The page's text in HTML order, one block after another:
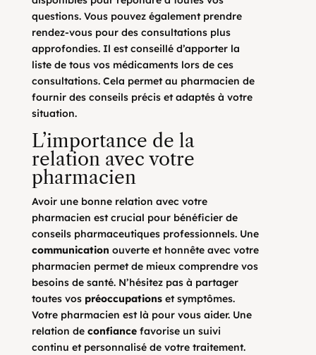
questions. Vous pouvez également prendre
rendez-vous pour des consultations plus
approfondies. Il est conseillé d’apporter la
liste de tous vos médicaments lors de ces
consultations. Cela permet au pharmacien de
fournir des conseils précis et adaptés à votre
situation.
L’importance de la
relation avec votre
pharmacien
Avoir une bonne relation avec votre
pharmacien est crucial pour bénéficier de
conseils pharmaceutiques professionnels. Une
communication ouverte et honnête avec votre
pharmacien permet de mieux comprendre vos
besoins de santé. N’hésitez pas à partager
toutes vos préoccupationset symptômes.
Votre pharmacien est là pour vous aider. Une
relation de confiancefavorise un suivi
continu et personnalisé de votre traitement.